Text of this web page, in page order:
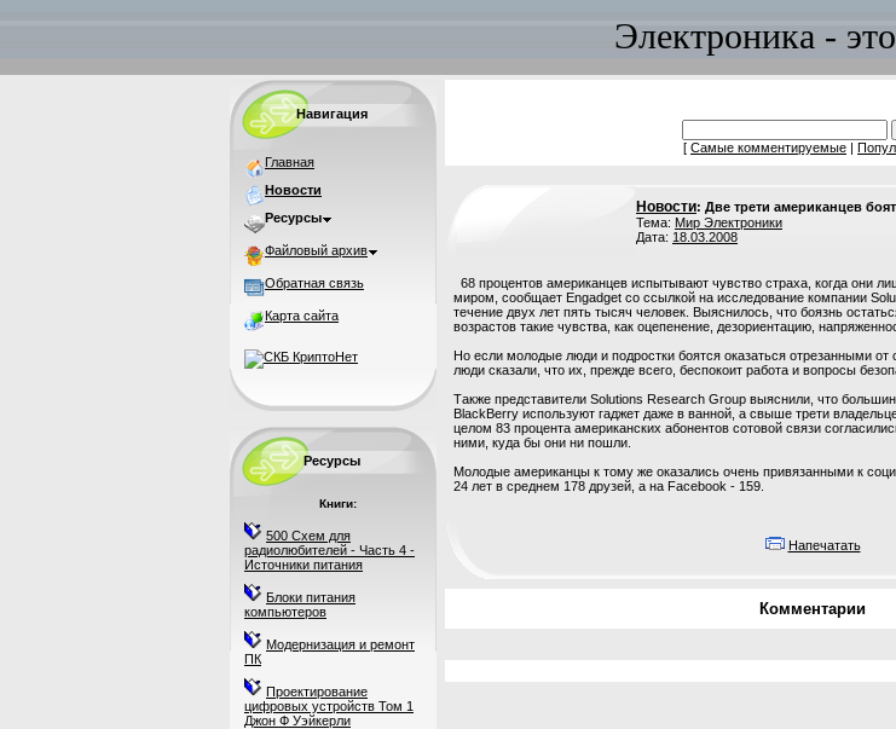
Электроника -
Навигация
Главная
Новости
Ресурсы
Файловый архив
Обратная связь
Карта сайта
Ресурсы
Книги:
500 Схем для
радиолюбителей - Часть 4 -
Источники питания
Блоки питания
компьютеров
Модернизация и ремонт
ПК
Проектирование
цифровых устройств Том 1
Джон Ф Уэйкерли
[ Самые комментируемые |
Новости: Две трети американцев
Тема: Мир Электроники
Дата: 18.03.2008
68 процентов американцев испытывают чувство страха, когда они
миром, сообщает Engadget со ссылкой на исследование компании
течение двух лет пять тысяч человек. Выяснилось, что боязнь
возрастов такие чувства, как оцепенение, дезориентацию,
Но если молодые люди и подростки боятся оказаться отрезанными
люди сказали, что их, прежде всего, беспокоит работа и вопросы
Также представители Solutions Research Group выяснили, что
BlackBerry используют гаджет даже в ванной, а свыше трети
целом 83 процента американских абонентов сотовой связи
ними, куда бы они ни пошли.
Молодые американцы к тому же оказались очень привязанными к
24 лет в среднем 178 друзей, а на Facebook - 159.
Напечатать
Комментарии